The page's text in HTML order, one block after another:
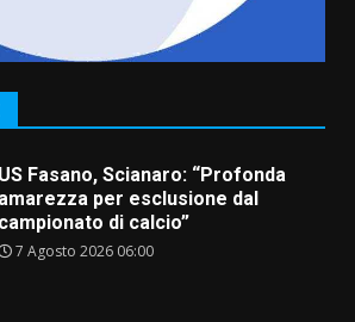
“I Contestatori: Musica di
nuovo
con “Fasano in
US Fasano, Scianaro: “Profonda
amarezza per esclusione dal
campionato di calcio”
7 Agosto 2026 06:00